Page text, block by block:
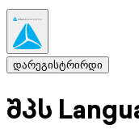
დარეგისტრირდი
შპს